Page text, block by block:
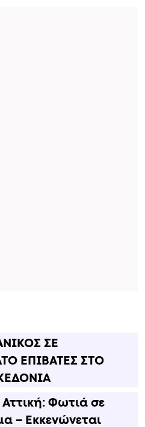
ΣΕ
ΕΠΙΒΑΤΕΣ ΣΤΟ
Φωτιά σε
– Εκκενώνεται